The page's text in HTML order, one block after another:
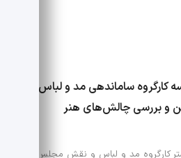
کارگروه ساماندهی مد و لباس
و بررسی چالش‌های هنر
کارگروه مد و لباس و نقش مجلس